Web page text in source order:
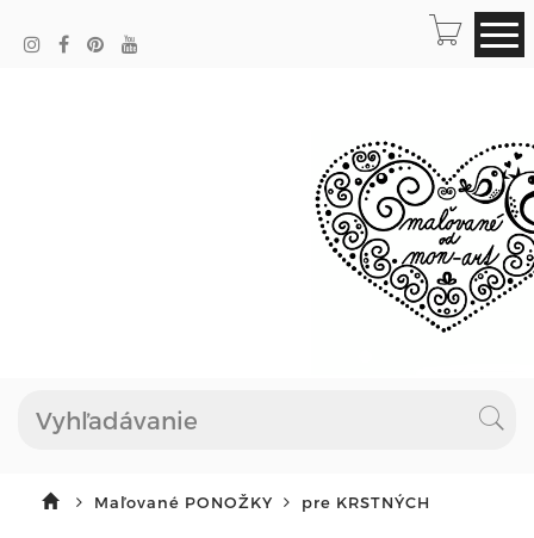
Maľované PONOŽKY pre KRSTNÝCH